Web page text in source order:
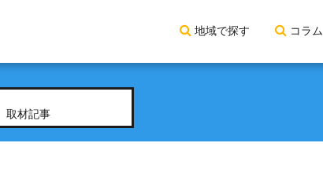
地域で探す コラム
取材記事